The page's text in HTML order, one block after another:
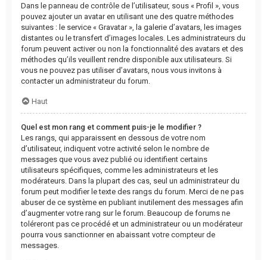
Dans le panneau de contrôle de l’utilisateur, sous « Profil », vous
pouvez ajouter un avatar en utilisant une des quatre méthodes
suivantes : le service « Gravatar », la galerie d’avatars, les images
distantes ou le transfert d’images locales. Les administrateurs du
forum peuvent activer ou non la fonctionnalité des avatars et des
méthodes qu’ils veuillent rendre disponible aux utilisateurs. Si
vous ne pouvez pas utiliser d’avatars, nous vous invitons à
contacter un administrateur du forum.
Haut
Quel est mon rang et comment puis-je le modifier ?
Les rangs, qui apparaissent en dessous de votre nom
d’utilisateur, indiquent votre activité selon le nombre de
messages que vous avez publié ou identifient certains
utilisateurs spécifiques, comme les administrateurs et les
modérateurs. Dans la plupart des cas, seul un administrateur du
forum peut modifier le texte des rangs du forum. Merci de ne pas
abuser de ce système en publiant inutilement des messages afin
d’augmenter votre rang sur le forum. Beaucoup de forums ne
toléreront pas ce procédé et un administrateur ou un modérateur
pourra vous sanctionner en abaissant votre compteur de
messages.